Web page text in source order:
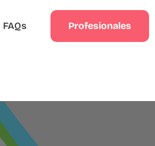
FAQs Profesionales